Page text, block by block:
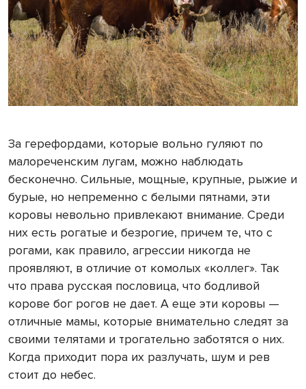
За герефордами, которые вольно гуляют по
малореченским лугам, можно наблюдать
бесконечно. Сильные, мощные, крупные, рыжие и
бурые, но непременно с белыми пятнами, эти
коровы невольно привлекают внимание. Среди
них есть рогатые и безрогие, причем те, что с
рогами, как правило, агрессии никогда не
проявляют, в отличие от комолых «коллег». Так
что права русская пословица, что бодливой
корове бог рогов не дает. А еще эти коровы —
отличные мамы, которые внимательно следят за
своими телятами и трогательно заботятся о них.
Когда приходит пора их разлучать, шум и рев
стоит до небес.